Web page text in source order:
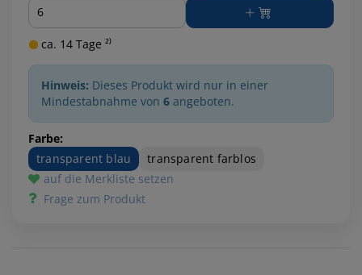
Menge
ca. 14 Tage ²⁾
Hinweis: Dieses Produkt wird nur in einer
Mindestabnahme von 6 angeboten.
Farbe:
transparent blau
transparent farblos
auf die Merkliste setzen
Frage zum Produkt